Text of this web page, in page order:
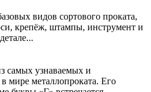
видов сортового проката,
крепёж, штампы, инструмент и
самых узнаваемых и
мире металлопроката. Его